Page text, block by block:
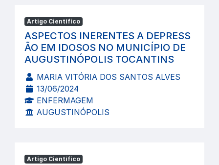
Artigo Científico
ASPECTOS INERENTES A DEPRESS
ÃO EM IDOSOS NO MUNICÍPIO DE
AUGUSTINÓPOLIS TOCANTINS
MARIA VITÓRIA DOS SANTOS ALVES
13/06/2024
ENFERMAGEM
AUGUSTINÓPOLIS
Artigo Científico